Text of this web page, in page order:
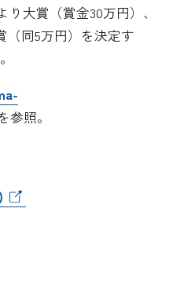
員会
大賞（賞金30万円）、
（同5万円）を決定す
参照。